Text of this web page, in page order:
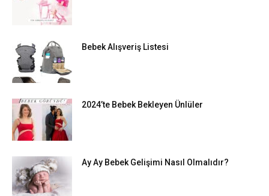
Bebek Alışveriş Listesi
2024’te Bebek Bekleyen Ünlüler
Ay Ay Bebek Gelişimi Nasıl Olmalıdır?